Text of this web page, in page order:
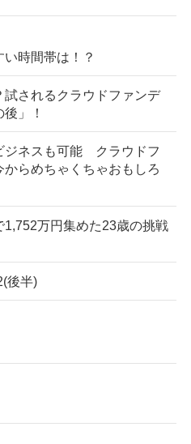
時間帯は！？
試されるクラウドファンデ
」！
ジネスも可能 クラウドフ
らめちゃくちゃおもしろ
万円集めた23歳の挑戦
後半)